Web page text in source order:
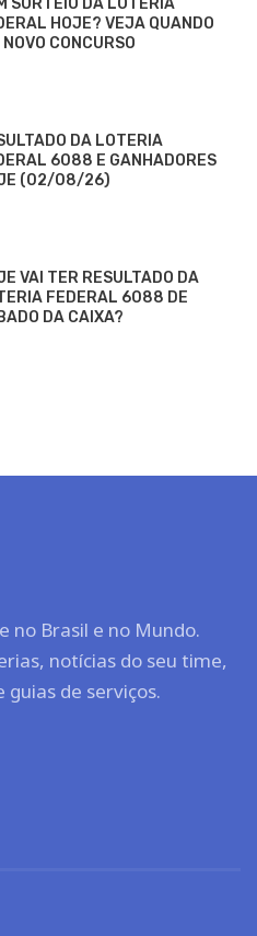
HOJE? VEJA QUANDO
NOVO CONCURSO
DA LOTERIA
6088 E GANHADORES
(02/08/26)
VAI TER RESULTADO DA
FEDERAL 6088 DE
DA CAIXA?
no Brasil e no Mundo.
notícias do seu time,
de serviços.